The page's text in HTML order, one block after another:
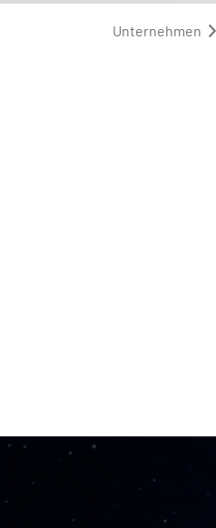
Unternehmen